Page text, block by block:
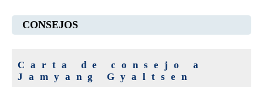
CONSEJOS
Carta de consejo a
Jamyang Gyaltsen